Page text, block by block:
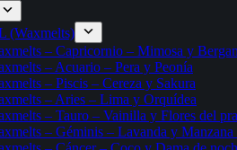
(Waxmelts)
– Capricornio – Mimosa y
– Acuario – Pera y Peonía
– Piscis – Cereza y Sakura
– Aries – Lima y Orquídea
– Tauro – Vainilla y Flores del
– Géminis – Lavanda y Manzana